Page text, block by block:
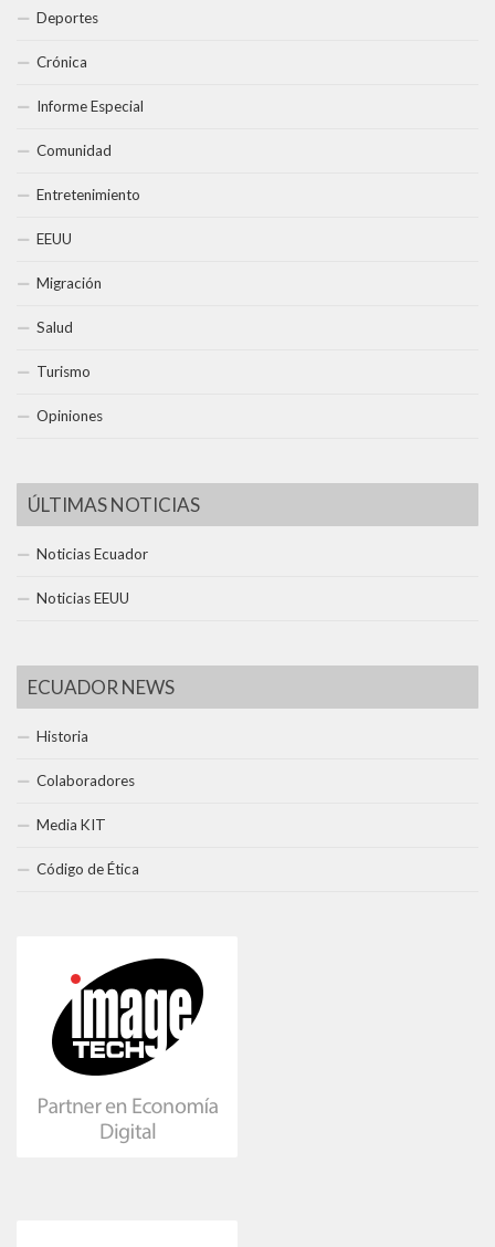
Deportes
Crónica
Informe Especial
Comunidad
Entretenimiento
EEUU
Migración
Salud
Turismo
Opiniones
ÚLTIMAS NOTICIAS
Noticias Ecuador
Noticias EEUU
ECUADOR NEWS
Historia
Colaboradores
Media KIT
Código de Ética